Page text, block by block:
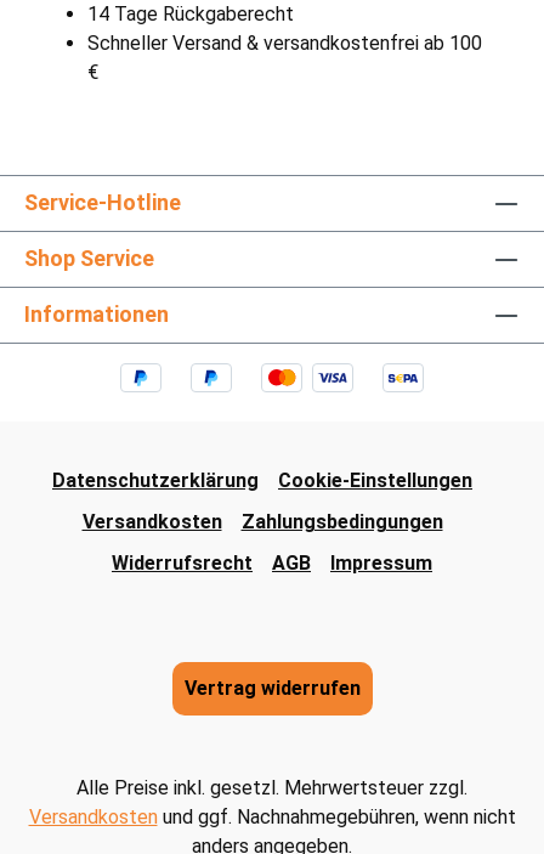
14 Tage Rückgaberecht
Schneller Versand & versandkostenfrei ab 100
€
Service-Hotline
Shop Service
Informationen
Datenschutzerklärung
Cookie-Einstellungen
Versandkosten
Zahlungsbedingungen
Widerrufsrecht
AGB Impressum
Vertrag widerrufen
Alle Preise inkl. gesetzl. Mehrwertsteuer zzgl.
Versandkostenund ggf. Nachnahmegebühren, wenn nicht
anders angegeben.